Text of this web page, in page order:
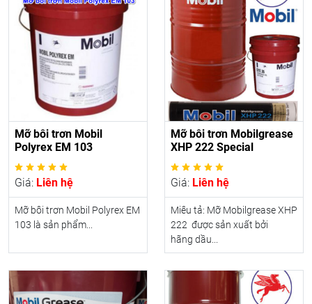
Mỡ bôi trơn Mobil
Polyrex EM 103
Giá: Liên hệ
Mỡ bôi trơn Mobil Polyrex EM
103 là sản phẩm...
Mỡ bôi trơn Mobilgrease
XHP 222 Special
Giá: Liên hệ
Miêu tả: Mỡ Mobilgrease XHP
222 được sản xuất bởi
hãng dầu...